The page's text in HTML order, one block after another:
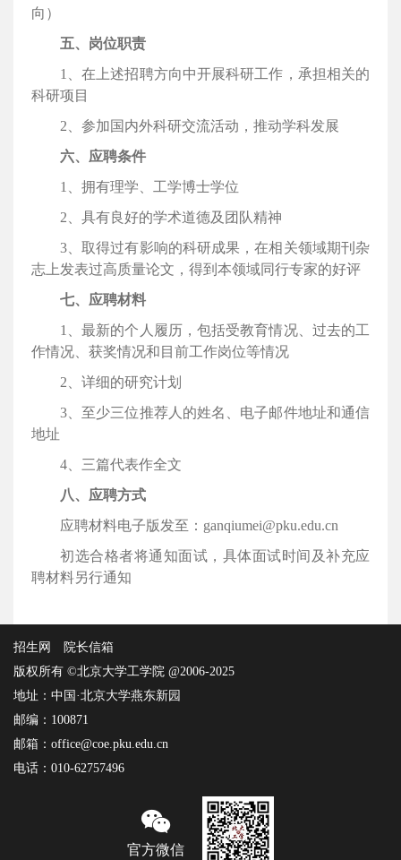
向）
五、岗位职责
1、在上述招聘方向中开展科研工作，承担相关的
科研项目
2、参加国内外科研交流活动，推动学科发展
六、应聘条件
1、拥有理学、工学博士学位
2、具有良好的学术道德及团队精神
3、取得过有影响的科研成果，在相关领域期刊杂
志上发表过高质量论文，得到本领域同行专家的好评
七、应聘材料
1、最新的个人履历，包括受教育情况、过去的工
作情况、获奖情况和目前工作岗位等情况
2、详细的研究计划
3、至少三位推荐人的姓名、电子邮件地址和通信
地址
4、三篇代表作全文
八、应聘方式
应聘材料电子版发至：ganqiumei@pku.edu.cn
初选合格者将通知面试，具体面试时间及补充应
聘材料另行通知
招生网
院长信箱
版权所有 ©北京大学工学院 @2006-2025
地址：中国·北京大学燕东新园
邮编：100871
邮箱：office@coe.pku.edu.cn
电话：010-62757496
官方微信